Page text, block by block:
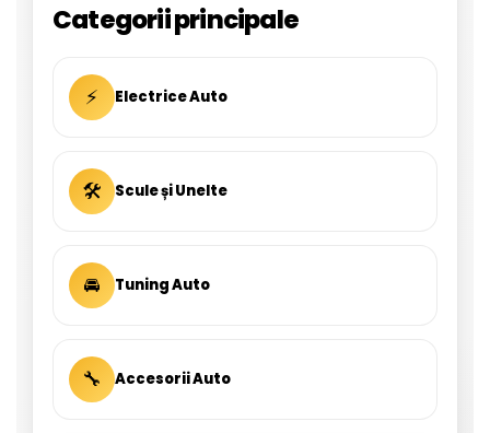
Categorii principale
⚡ Electrice Auto
🛠 Scule și Unelte
🚘 Tuning Auto
🔧 Accesorii Auto